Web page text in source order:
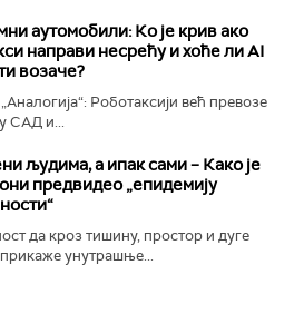
аутомобили: Ко је крив ако
направи несрећу и хоће ли AI
возаче?
Роботаксији већ превозе
САД и...
људима, а ипак сами – Како је
предвидео „епидемију
да кроз тишину, простор и дуге
унутрашње...